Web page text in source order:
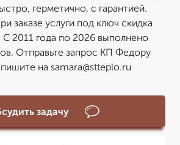
герметично, с гарантией.
заказе услуги под ключ скидка
2011 года по 2026 выполнено
Отправьте запрос КП Федору
на samara@stteplo.ru
задачу